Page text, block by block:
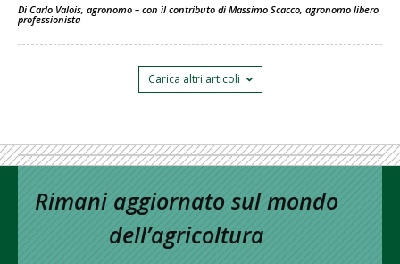
Di Carlo Valois, agronomo – con il contributo di Massimo Scacco, agronomo libero
professionista -
Carica altri articoli
Rimani aggiornato sul mondo
dell’agricoltura